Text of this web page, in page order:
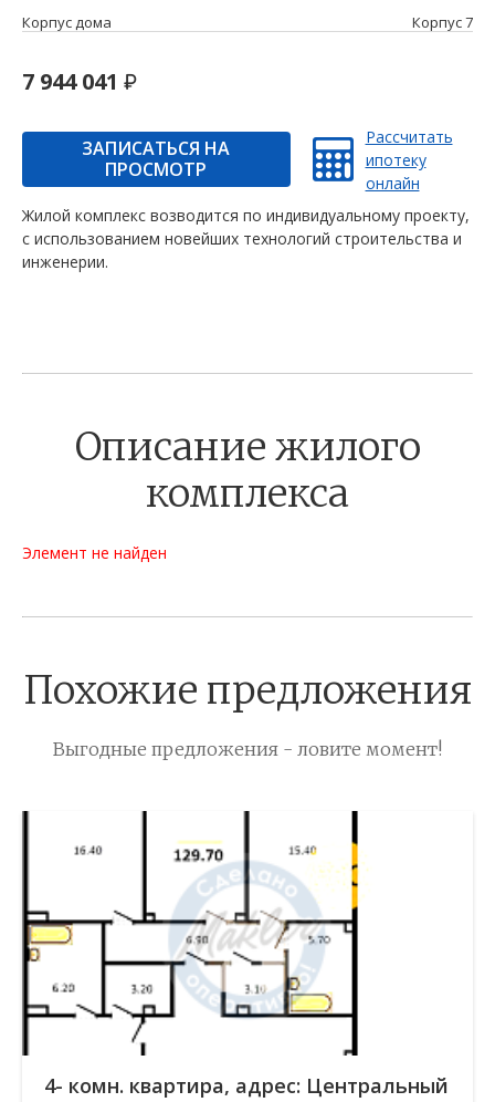
Корпус дома
Корпус 7
7 944 041
ЗАПИСАТЬСЯ НА
ПРОСМОТР
Рассчитать
ипотеку
онлайн
Жилой комплекс возводится по индивидуальному проекту,
с использованием новейших технологий строительства и
инженерии.
Описание жилого
комплекса
Элемент не найден
Похожие предложения
Выгодные предложения - ловите момент!
4- комн. квартира, адрес: Центральный